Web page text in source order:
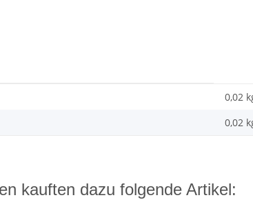
0,02
0,02
kauften dazu folgende Artikel: